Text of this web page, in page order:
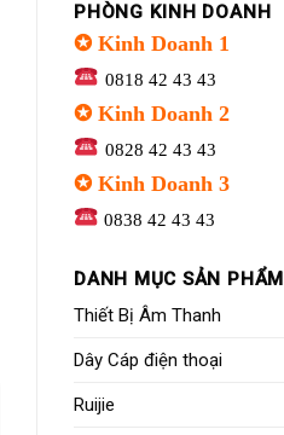
PHÒNG KINH DOANH
✪ Kinh Doanh 1
0818 42 43 43
✪ Kinh Doanh 2
0828 42 43 43
✪ Kinh Doanh 3
0838 42 43 43
DANH MỤC SẢN PHẨM
Thiết Bị Âm Thanh
Dây Cáp điện thoại
Ruijie